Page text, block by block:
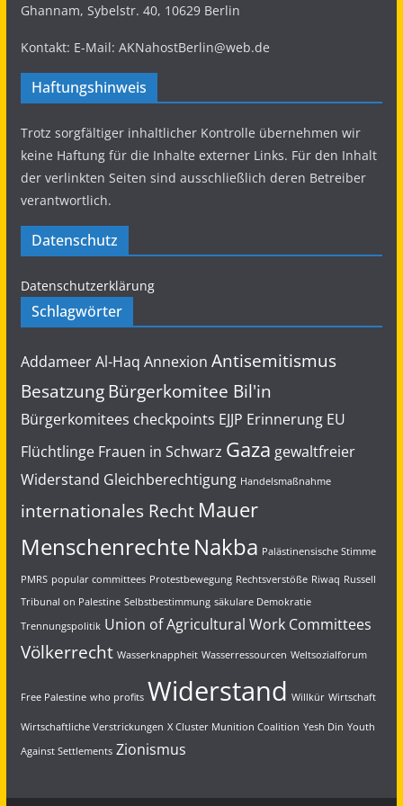
Spyware zielt bereits auf Millionen in Indien ab.
#IsraelOutOfMyPhone
3
Load More...
Ghannam, Sybelstr. 40, 10629 Berlin
Kontakt: E-Mail: AKNahostBerlin@web.de
Haftungshinweis
Trotz sorgfältiger inhaltlicher Kontrolle übernehmen wir
keine Haftung für die Inhalte externer Links. Für den Inhalt
der verlinkten Seiten sind ausschließlich deren Betreiber
verantwortlich.
Datenschutz
Datenschutzerklärung
Schlagwörter
AddameerAl-Haq Annexion Antisemitismus
BesatzungBürgerkomitee Bil'in
Bürgerkomitees checkpoints EJJP Erinnerung EU
Flüchtlinge Frauen in Schwarz Gaza gewaltfreier
Widerstand Gleichberechtigung Handelsmaßnahme
internationales Recht Mauer
MenschenrechteNakba Palästinensische Stimme
PMRS popular committees Protestbewegung Rechtsverstöße Riwaq Russell
Tribunal on Palestine Selbstbestimmung säkulare Demokratie
Trennungspolitik Union of Agricultural Work Committees
Völkerrecht Wasserknappheit Wasserressourcen Weltsozialforum
Free Palestine who profits Widerstand Willkür Wirtschaft
Wirtschaftliche Verstrickungen X Cluster Munition Coalition Yesh Din Youth
Against Settlements Zionismus